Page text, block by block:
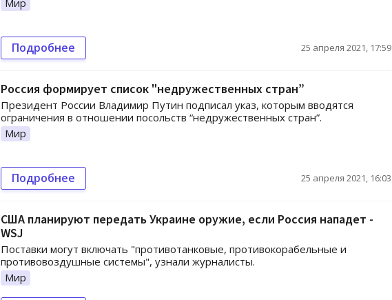
Мир
Подробнее 25 апреля 2021, 17:59
Россия формирует список "недружественных стран”
Президент России Владимир Путин подписал указ, которым вводятся
ограничения в отношении посольств “недружественных стран”.
Мир
Подробнее 25 апреля 2021, 16:03
США планируют передать Украине оружие, если Россия нападет -
WSJ
Поставки могут включать "противотанковые, противокорабельные и
противовоздушные системы", узнали журналисты.
Мир